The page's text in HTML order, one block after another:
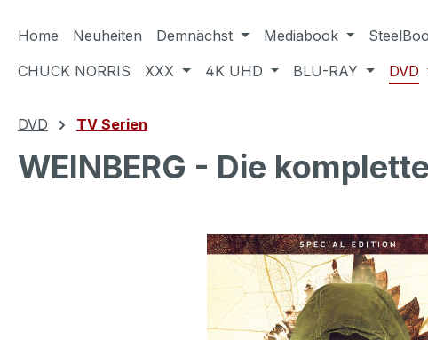
Home Neuheiten Demnächst Mediabook
CHUCK NORRIS
XXX 4K UHD BLU-RAY DVD
DVD TV Serien
WEINBERG - Die